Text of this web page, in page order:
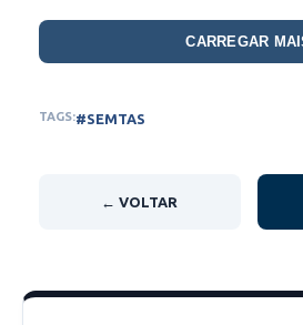
CARREGAR
TAGS:#SEMTAS
← VOLTAR